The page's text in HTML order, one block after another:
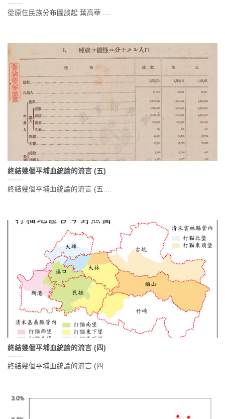
從原住民族分布圖談起 葉高華 ....
終結幾個平埔血統論的流言 (五)
終結幾個平埔血統論的流言 (五....
終結幾個平埔血統論的流言 (四)
終結幾個平埔血統論的流言 (四....